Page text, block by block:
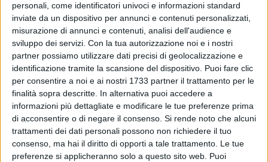
personali, come identificatori univoci e informazioni standard
inviate da un dispositivo per annunci e contenuti personalizzati,
misurazione di annunci e contenuti, analisi dell'audience e
sviluppo dei servizi. Con la tua autorizzazione noi e i nostri
partner possiamo utilizzare dati precisi di geolocalizzazione e
identificazione tramite la scansione del dispositivo. Puoi fare clic
per consentire a noi e ai nostri 1733 partner il trattamento per le
finalità sopra descritte. In alternativa puoi accedere a
informazioni più dettagliate e modificare le tue preferenze prima
di acconsentire o di negare il consenso. Si rende noto che alcuni
trattamenti dei dati personali possono non richiedere il tuo
consenso, ma hai il diritto di opporti a tale trattamento. Le tue
preferenze si applicheranno solo a questo sito web. Puoi
Nel nuovo store si trova un'ampia selezione diveicoli nuovi e
usati, pronti per il noleggio o l'acquisto, con la possibilità di
toccare con mano il prodotto e di fare una scelta
consapevole. Lostore inaugurato offre ancheservizi
premiumcome laconsegna a domiciliodelle vetture e
l'esclusivoServizio di Officina Mobile: la manutenzione auto
che arriva direttamente a casa tua.